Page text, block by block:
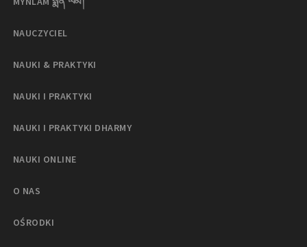
NAUCZYCIEL
NAUKI & PRAKTYKI
NAUKI I PRAKTYKI
NAUKI I PRAKTYKI DHARMY
NAUKI ONLINE
O NAS
OŚRODKI